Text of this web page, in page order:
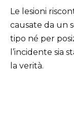
Le lesioni
causate da un
tipo né per
l’incidente sia
la verità.